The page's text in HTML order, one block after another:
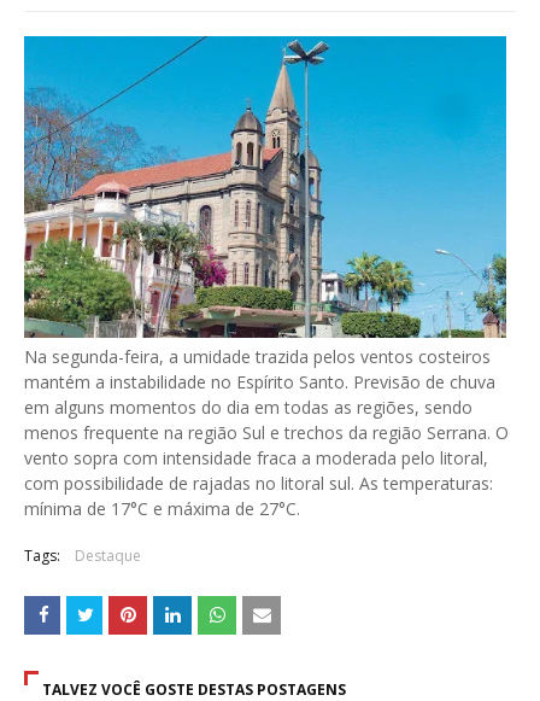
Na segunda-feira, a umidade trazida pelos ventos costeiros
mantém a instabilidade no Espírito Santo. Previsão de chuva
em alguns momentos do dia em todas as regiões, sendo
menos frequente na região Sul e trechos da região Serrana. O
vento sopra com intensidade fraca a moderada pelo litoral,
com possibilidade de rajadas no litoral sul. As temperaturas:
mínima de 17°C e máxima de 27°C.
Tags: Destaque
TALVEZ VOCÊ GOSTE DESTAS POSTAGENS